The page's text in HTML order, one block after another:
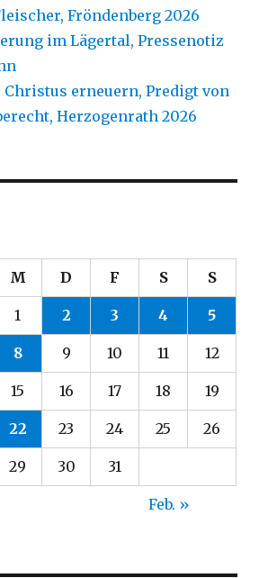
Fröndenberg 2026
im Lägertal, Pressenotiz
Christus erneuern, Predigt von
Herzogenrath 2026
M D F S S
1 2 3 4 5
8 9 10 11 12
15 16 17 18 19
22 23 24 25 26
29 30 31
Feb. »